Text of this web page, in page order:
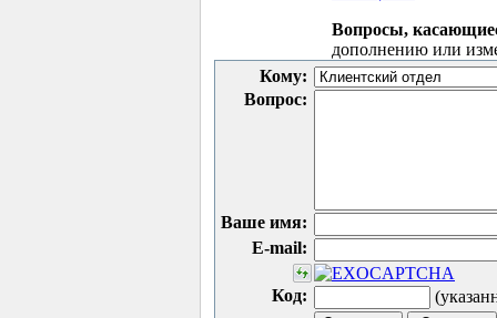
Вопросы,
дополнению или
Кому:
Вопрос:
Ваше имя:
E-mail:
Код: